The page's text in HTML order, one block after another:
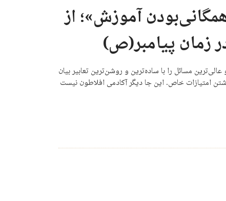
آموزش»؛ از
زمان پیامبر(ص)
مسائل را با ساده‌ترین و روشن‌ترین تعابیر بیان
امتیازات خاص. این جا دیگر آکادمی افلاطون نیست